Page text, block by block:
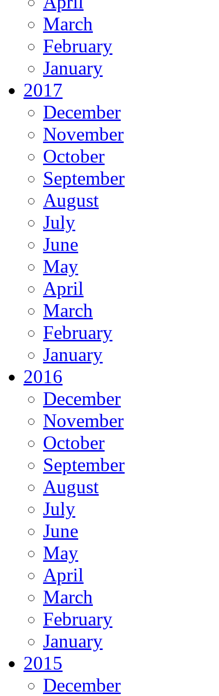
March
February
January
2017
December
November
October
September
August
July
June
May
April
March
February
January
2016
December
November
October
September
August
July
June
May
April
March
February
January
2015
December